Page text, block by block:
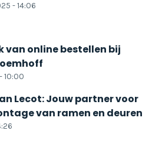
- 14:06
van online bestellen bij
10:00
Lecot: Jouw partner voor
van ramen en deuren